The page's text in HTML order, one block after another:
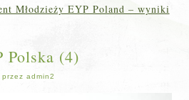
Młodzieży EYP Poland – wyniki
Polska (4)
przez admin2